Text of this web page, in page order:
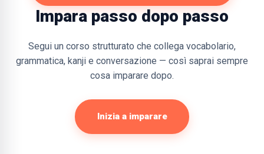
Impara passo dopo passo
Segui un corso strutturato che collega vocabolario,
grammatica, kanji e conversazione — così saprai sempre
cosa imparare dopo.
Inizia a imparare